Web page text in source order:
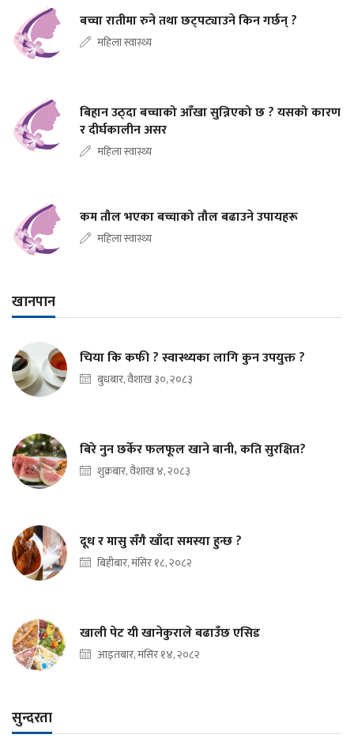
बच्चा रातीमा रुने तथा छट्पट्याउने किन गर्छन् ?
महिला स्वास्थ्य
बिहान उठ्दा बच्चाको आँखा सुन्निएको छ ? यसको कारण
र दीर्घकालीन असर
महिला स्वास्थ्य
कम तौल भएका बच्चाको तौल बढाउने उपायहरू
महिला स्वास्थ्य
खानपान
चिया कि कफी ? स्वास्थ्यका लागि कुन उपयुक्त ?
बुधबार, वैशाख ३०, २०८३
बिरे नुन छर्केर फलफूल खाने बानी, कति सुरक्षित?
शुक्रबार, वैशाख ४, २०८३
दूध र मासु सँगै खाँदा समस्या हुन्छ ?
बिहीबार, मंसिर १८, २०८२
खाली पेट यी खानेकुराले बढाउँछ एसिड
आइतबार, मंसिर १४, २०८२
सुन्दरता